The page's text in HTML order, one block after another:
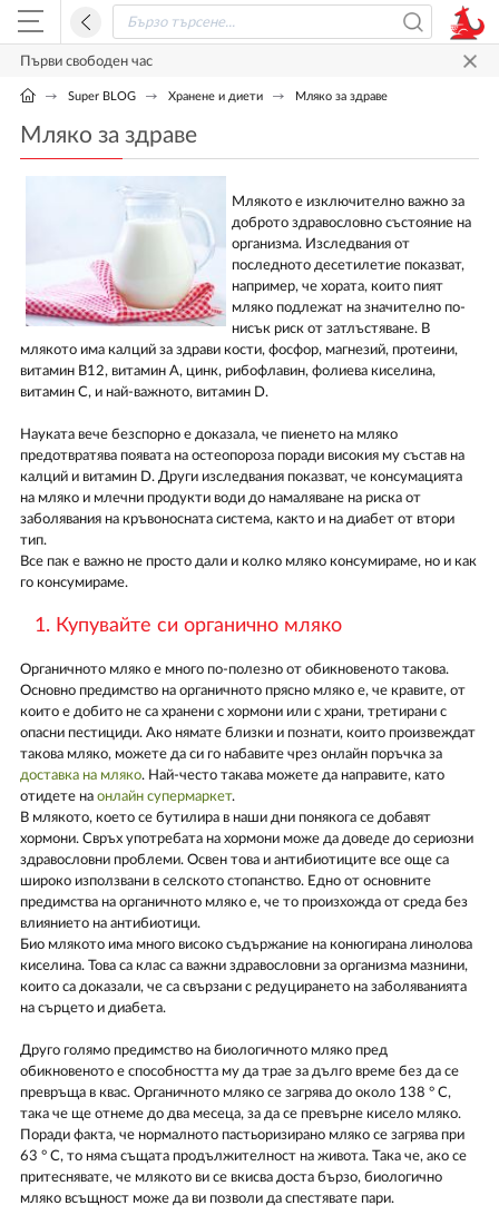
Първи свободен час
Super BLOG Хранене и диети Мляко за здраве
Мляко за здраве
Млякото е изключително важно за
доброто здравословно състояние на
организма. Изследвания от
последното десетилетие показват,
например, че хората, които пият
мляко подлежат на значително по-
нисък риск от затлъстяване. В
млякото има калций за здрави кости, фосфор, магнезий, протеини,
витамин В12, витамин А, цинк, рибофлавин, фолиева киселина,
витамин С, и най-важното, витамин D.
Науката вече безспорно е доказала, че пиенето на мляко
предотвратява появата на остеопороза поради високия му състав на
калций и витамин D. Други изследвания показват, че консумацията
на мляко и млечни продукти води до намаляване на риска от
заболявания на кръвоносната система, както и на диабет от втори
тип.
Все пак е важно не просто дали и колко мляко консумираме, но и как
го консумираме.
1. Купувайте си органично мляко
Органичното мляко е много по-полезно от обикновеното такова.
Основно предимство на органичното прясно мляко е, че кравите, от
които е добито не са хранени с хормони или с храни, третирани с
опасни пестициди. Ако нямате близки и познати, които произвеждат
такова мляко, можете да си го набавите чрез онлайн поръчка за
доставка на мляко. Най-често такава можете да направите, като
отидете на онлайн супермаркет.
В млякото, което се бутилира в наши дни понякога се добавят
хормони. Свръх употребата на хормони може да доведе до сериозни
здравословни проблеми. Освен това и антибиотиците все още са
широко използвани в селското стопанство. Едно от основните
предимства на органичното мляко е, че то произхожда от среда без
влиянието на антибиотици.
Био млякото има много високо съдържание на конюгирана линолова
киселина. Това са клас са важни здравословни за организма мазнини,
които са доказали, че са свързани с редуцирането на заболяванията
на сърцето и диабета.
Друго голямо предимство на биологичното мляко пред
обикновеното е способността му да трае за дълго време без да се
превръща в квас. Органичното мляко се загрява до около 138 ° C,
така че ще отнеме до два месеца, за да се превърне кисело мляко.
Поради факта, че нормалното пастьоризирано мляко се загрява при
63 ° С, то няма същата продължителност на живота. Така че, ако се
притеснявате, че млякото ви се вкисва доста бързо, биологично
мляко всъщност може да ви позволи да спестявате пари.